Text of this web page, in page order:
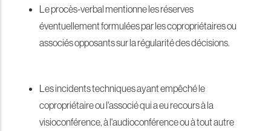
Le procès-verbal mentionne les réserves
éventuellement formulées par les copropriétaires ou
associés opposants sur la régularité des décisions.
Les incidents techniques ayant empêché le
copropriétaire ou l'associé qui a eu recours à la
visioconférence, à l'audioconférence ou à tout autre